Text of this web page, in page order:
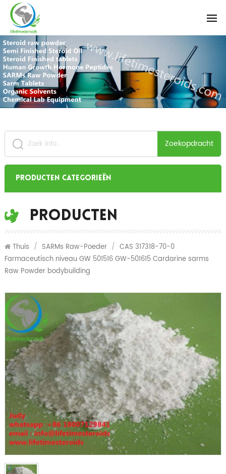
Zoekopdracht
Producten categorieën
Producten
Thuis / SARMs Raw-Poeder / CAS 317318-70-0
Farmaceutisch niveau GW 501516 GW-501615 Cardarine sarms
Raw Powder bodybuilding